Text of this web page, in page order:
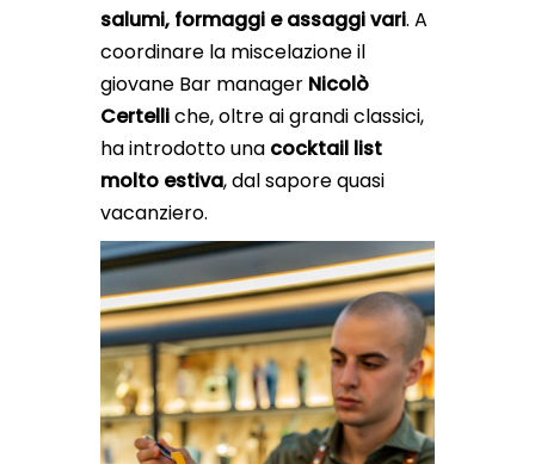
salumi, formaggi e assaggi vari. A
coordinare la miscelazione il
giovane Bar manager Nicolò
Certelliche, oltre ai grandi classici,
ha introdotto una cocktail list
molto estiva, dal sapore quasi
vacanziero.